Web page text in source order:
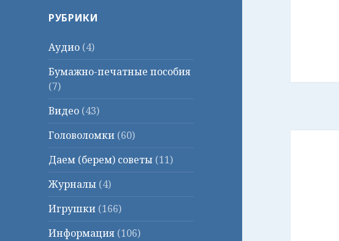
РУБРИКИ
Аудио (4)
Бумажно-печатные пособия
(7)
Видео (43)
Головоломки (60)
Даем (берем) советы (11)
Журналы (4)
Игрушки (166)
Информация (106)